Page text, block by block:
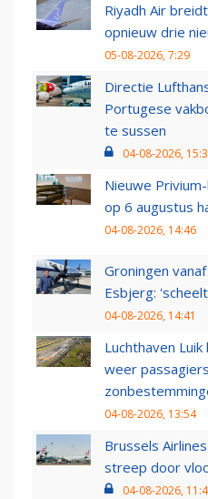
Riyadh Air
opnieuw drie
05-08-2026, 7:29
Directie
Portugese
te sussen
04-08-2026,
Nieuwe
op 6 augustus
04-08-2026, 14:46
Groningen
Esbjerg:
04-08-2026, 14:41
Luchthaven
weer
04-08-2026, 13:54
Brussels
streep door
04-08-2026,